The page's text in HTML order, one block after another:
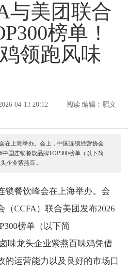
与美团联合
榜单！
领跑风味
04-13 20:12 编辑：肥义
阅读
在上海举办。会上，中国连锁经营协会
中国连锁餐饮品牌TOP300榜单（以下简
企业紫燕百...
锁餐饮峰会在上海举办。会
（CCFA）联合美团发布2026
榜单（以下简
味龙头企业紫燕百味鸡凭借
的运营能力以及良好的市场口